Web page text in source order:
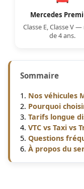
Mercedes
Classe E, Classe V
de 4 ans.
Sommaire
Nos véhicules
Pourquoi
Tarifs longue
VTC vs Taxi
Questions
À propos du